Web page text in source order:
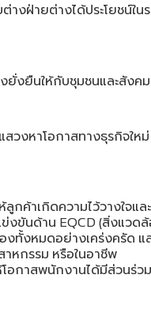
งฝ่ายต่างได้ประโยชน์ในร
ยั่งยืนให้กับชุมชนและสังคม
วงหาโอกาสทางธุรกิจใหม่
ลูกค้าเกิดความไว้วางใจแ
ข่งขันด้าน EQCD (สิ่งแวด
ทั้งหมดอย่างเคร่งครัด แ
าหกรรม หรือในอาชีพ
โอกาสพนักงานได้มีส่วนร่วม